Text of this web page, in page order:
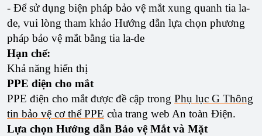
- Để sử dụng biện pháp bảo vệ mắt xung quanh tia la-
de, vui lòng tham khảo Hướng dẫn lựa chọn phương
pháp bảo vệ mắt bằng tia la-de
Hạn chế:
Khả năng hiển thị
PPE điện cho mắt
PPE điện cho mắt được đề cập trong Phụ lục G Thông
tin bảo vệ cơ thể PPE của trang web An toàn Điện.
Lựa chọn Hướng dẫn Bảo vệ Mắt và Mặt